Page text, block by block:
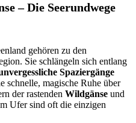
– Die Seerundwege
gehören zu den
Sie schlängeln sich entlang
Spaziergänge
schnelle, magische Ruhe über
der rastenden Wildgänse und
Ufer sind oft die einzigen